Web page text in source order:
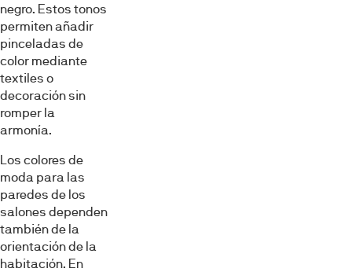
negro. Estos tonos
permiten añadir
pinceladas de
color mediante
textiles o
decoración sin
romper la
armonía.
Los colores de
moda para las
paredes de los
salones dependen
también de la
orientación de la
habitación. En